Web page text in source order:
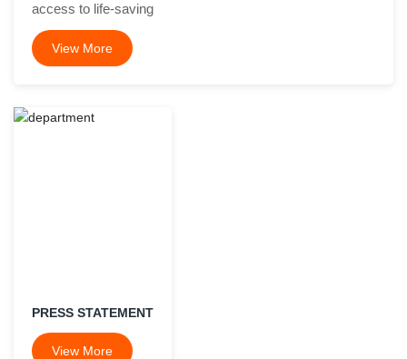
access to life-saving
View More
PRESS STATEMENT
View More